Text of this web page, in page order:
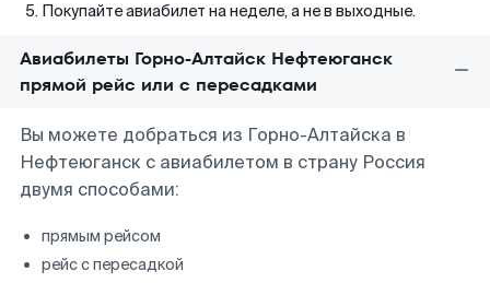
Покупайте авиабилет на неделе, а не в выходные.
Авиабилеты Горно-Алтайск Нефтеюганск
прямой рейс или с пересадками
Вы можете добраться из Горно-Алтайска в
Нефтеюганск с авиабилетом в страну Россия
двумя способами:
прямым рейсом
рейс с пересадкой